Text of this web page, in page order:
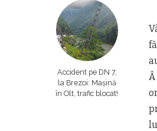
Accident pe DN 7,
la Brezoi: Mașină
în Olt, trafic blocat!